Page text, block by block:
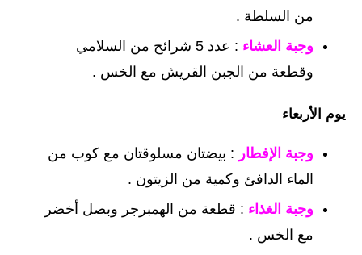
من السلطة .
وجبة العشاء
: عدد 5 شرائح من السلامي
وقطعة من الجبن القريش مع الخس .
يوم الأربعاء
وجبة الإفطار : بيضتان مسلوقتان مع كوب من
الماء الدافئ وكمية من الزيتون .
وجبة الغذاء : قطعة من الهمبرجر وبصل أخضر
مع الخس .